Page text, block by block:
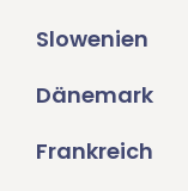
Slowenien
Dänemark
Frankreich